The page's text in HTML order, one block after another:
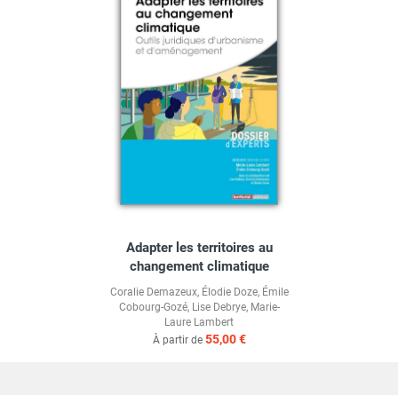
Adapter les territoires au
changement climatique
Coralie Demazeux, Élodie Doze, Émile
Cobourg-Gozé, Lise Debrye, Marie-
Laure Lambert
À partir de 55,00 €